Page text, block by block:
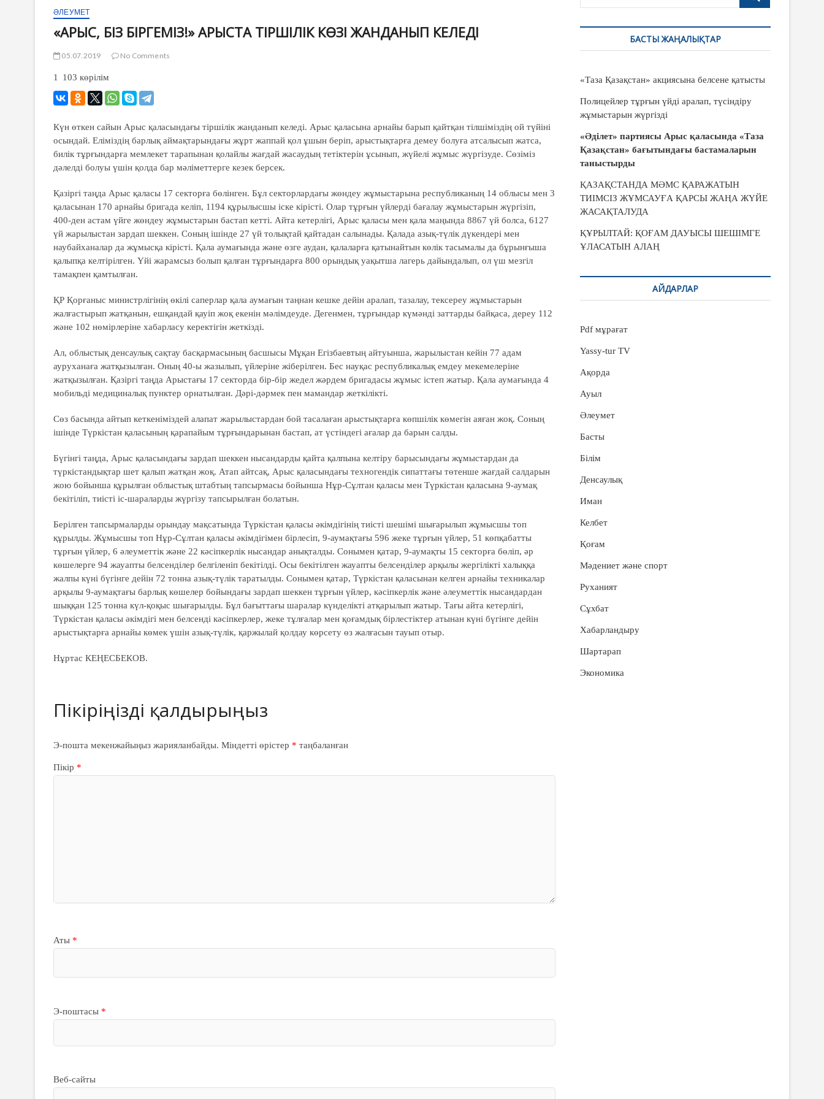
u
o
ӘЛЕУМЕТ
«АРЫС, БІЗ БІРГЕМІЗ!» АРЫСТА ТІРШІЛІК КӨЗІ ЖАНДАНЫП КЕЛЕДІ
05.07.2019 No Comments
1 103 көрілім
Күн өткен сайын Арыс қаласындағы тіршілік жанданып келеді. Арыс қаласына арнайы барып қайтқан тілшіміздің ой түйіні
осындай. Еліміздің барлық аймақтарындағы жұрт жаппай қол ұшын беріп, арыстықтарға демеу болуға атсалысып жатса,
билік тұрғындарға мемлекет тарапынан қолайлы жағдай жасаудың тетіктерін ұсынып, жүйелі жұмыс жүргізуде. Сөзіміз
дәлелді болуы үшін қолда бар мәліметтерге кезек берсек.
Қазіргі таңда Арыс қаласы 17 секторға бөлінген. Бұл секторлардағы жөндеу жұмыстарына республиканың 14 облысы мен 3
қаласынан 170 арнайы бригада келіп, 1194 құрылысшы іске кірісті. Олар тұрғын үйлерді бағалау жұмыстарын жүргізіп,
400-ден астам үйге жөндеу жұмыстарын бастап кетті. Айта кетерлігі, Арыс қаласы мен қала маңында 8867 үй болса, 6127
үй жарылыстан зардап шеккен. Соның ішінде 27 үй толықтай қайтадан салынады. Қалада азық-түлік дүкендері мен
наубайханалар да жұмысқа кірісті. Қала аумағында және өзге аудан, қалаларға қатынайтын көлік тасымалы да бұрынғыша
қалыпқа келтірілген. Үйі жарамсыз болып қалған тұрғындарға 800 орындық уақытша лагерь дайындалып, ол үш мезгіл
тамақпен қамтылған.
ҚР Қорғаныс министрлігінің өкілі саперлар қала аумағын таңнан кешке дейін аралап, тазалау, тексереу жұмыстарын
жалғастырып жатқанын, ешқандай қауіп жоқ екенін мәлімдеуде. Дегенмен, тұрғындар күмәнді заттарды байқаса, дереу 112
және 102 нөмірлеріне хабарласу керектігін жеткізді.
Ал, облыстық денсаулық сақтау басқармасының басшысы Мұқан Егізбаевтың айтуынша, жарылыстан кейін 77 адам
ауруханаға жатқызылған. Оның 40-ы жазылып, үйлеріне жіберілген. Бес науқас республикалық емдеу мекемелеріне
жатқызылған. Қазіргі таңда Арыстағы 17 секторда бір-бір жедел жәрдем бригадасы жұмыс істеп жатыр. Қала аумағында 4
мобильді медициналық пунктер орнатылған. Дәрі-дәрмек пен мамандар жеткілікті.
Сөз басында айтып кеткеніміздей алапат жарылыстардан бой тасалаған арыстықтарға көпшілік көмегін аяған жоқ. Соның
ішінде Түркістан қаласының қарапайым тұрғындарынан бастап, ат үстіндегі ағалар да барын салды.
Бүгінгі таңда, Арыс қаласындағы зардап шеккен нысандарды қайта қалпына келтіру барысындағы жұмыстардан да
түркістандықтар шет қалып жатқан жоқ. Атап айтсақ, Арыс қаласындағы техногендік сипаттағы төтенше жағдай салдарын
жою бойынша құрылған облыстық штабтың тапсырмасы бойынша Нұр-Сұлтан қаласы мен Түркістан қаласына 9-аумақ
бекітіліп, тиісті іс-шараларды жүргізу тапсырылған болатын.
Берілген тапсырмаларды орындау мақсатында Түркістан қаласы әкімдігінің тиісті шешімі шығарылып жұмысшы топ
құрылды. Жұмысшы топ Нұр-Сұлтан қаласы әкімдігімен бірлесіп, 9-аумақтағы 596 жеке тұрғын үйлер, 51 көпқабатты
тұрғын үйлер, 6 әлеуметтік және 22 кәсіпкерлік нысандар анықталды. Сонымен қатар, 9-аумақты 15 секторға бөліп, әр
көшелерге 94 жауапты белсенділер белгіленіп бекітілді. Осы бекітілген жауапты белсенділер арқылы жергілікті халыққа
жалпы күні бүгінге дейін 72 тонна азық-түлік таратылды. Сонымен қатар, Түркістан қаласынан келген арнайы техникалар
арқылы 9-аумақтағы барлық көшелер бойындағы зардап шеккен тұрғын үйлер, кәсіпкерлік және әлеуметтік нысандардан
шыққан 125 тонна күл-қоқыс шығарылды. Бұл бағыттағы шаралар күнделікті атқарылып жатыр. Тағы айта кетерлігі,
Түркістан қаласы әкімдігі мен белсенді кәсіпкерлер, жеке тұлғалар мен қоғамдық бірлестіктер атынан күні бүгінге дейін
арыстықтарға арнайы көмек үшін азық-түлік, қаржылай қолдау көрсету өз жалғасын тауып отыр.
Нұртас КЕҢЕСБЕКОВ.
Э-пошта мекенжайыңыз жарияланбайды. Міндетті өрістер * таңбаланған
Пікір *
Аты *
Э-поштасы *
Веб-сайты
БАСТЫ ЖАҢАЛЫҚТАР
«Таза Қазақстан» акциясына белсене қатысты
Полицейлер тұрғын үйді аралап, түсіндіру
жұмыстарын жүргізді
«Әділет» партиясы Арыс қаласында «Таза
Қазақстан» бағытындағы бастамаларын
таныстырды
ҚАЗАҚСТАНДА МӘМС ҚАРАЖАТЫН
ТИІМСІЗ ЖҰМСАУҒА ҚАРСЫ ЖАҢА ЖҮЙЕ
ЖАСАҚТАЛУДА
ҚҰРЫЛТАЙ: ҚОҒАМ ДАУЫСЫ ШЕШІМГЕ
ҰЛАСАТЫН АЛАҢ
АЙДАРЛАР
Pdf мұрағат
Yassy-tur TV
Ақорда
Ауыл
Әлеумет
Басты
Білім
Денсаулық
Иман
Келбет
Қоғам
Мәдениет және спорт
Руханият
Сұхбат
Хабарландыру
Шартарап
Экономика